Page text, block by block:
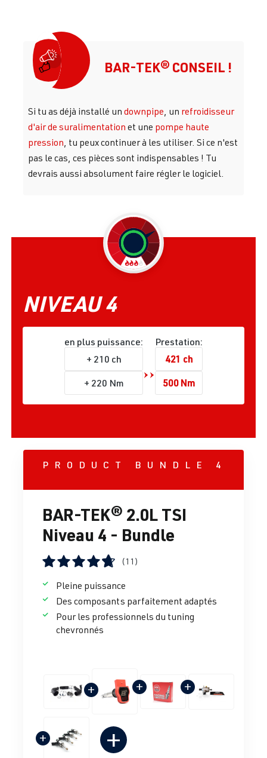
BAR-TEK® CONSEIL !
Si tu as déjà installé un downpipe, un refroidisseur
d'air de suralimentation et une pompe haute
pression, tu peux continuer à les utiliser. Si ce n'est
pas le cas, ces pièces sont indispensables ! Tu
devrais aussi absolument faire régler le logiciel.
NIVEAU 4
en plus puissance:
+ 210 ch
+ 220 Nm
Prestation:
421 ch
500 Nm
PRODUCT BUNDLE 4
BAR-TEK® 2.0L TSI
Niveau 4 - Bundle
(11)
Pleine puissance
Des composants parfaitement adaptés
Pour les professionnels du tuning
chevronnés
+ + +
+ +